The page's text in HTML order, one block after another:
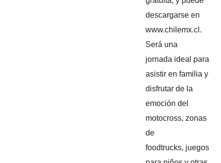
descargarse en
www.chilemx.cl.
Será una
jornada ideal para
asistir en familia y
disfrutar de la
emoción del
motocross, zonas
de
foodtrucks, juegos